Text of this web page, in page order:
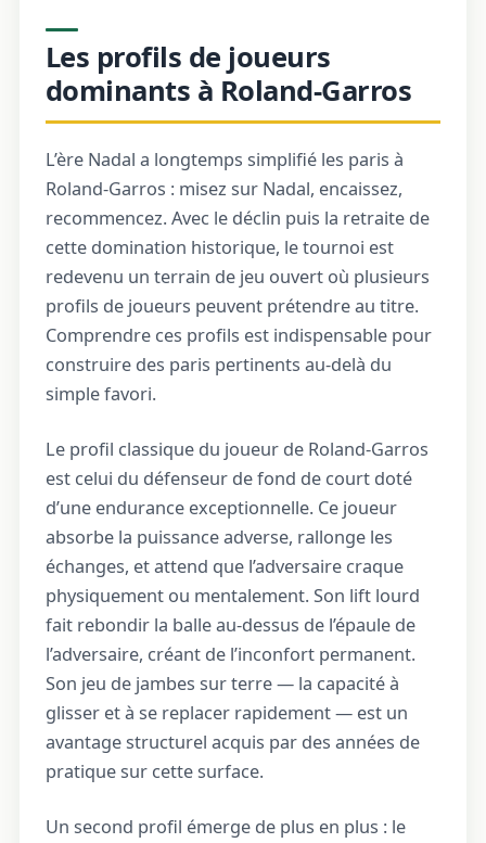
Les profils de joueurs
dominants à Roland-Garros
L’ère Nadal a longtemps simplifié les paris à
Roland-Garros : misez sur Nadal, encaissez,
recommencez. Avec le déclin puis la retraite de
cette domination historique, le tournoi est
redevenu un terrain de jeu ouvert où plusieurs
profils de joueurs peuvent prétendre au titre.
Comprendre ces profils est indispensable pour
construire des paris pertinents au-delà du
simple favori.
Le profil classique du joueur de Roland-Garros
est celui du défenseur de fond de court doté
d’une endurance exceptionnelle. Ce joueur
absorbe la puissance adverse, rallonge les
échanges, et attend que l’adversaire craque
physiquement ou mentalement. Son lift lourd
fait rebondir la balle au-dessus de l’épaule de
l’adversaire, créant de l’inconfort permanent.
Son jeu de jambes sur terre — la capacité à
glisser et à se replacer rapidement — est un
avantage structurel acquis par des années de
pratique sur cette surface.
Un second profil émerge de plus en plus : le